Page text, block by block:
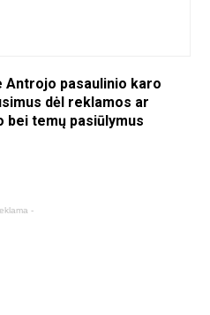
Antrojo pasaulinio karo
dėl reklamos ar
bei temų pasiūlymus
-